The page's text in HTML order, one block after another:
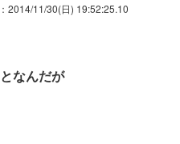
：2014/11/30(日) 19:52:25.10
なんだが